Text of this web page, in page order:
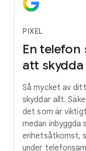
PIXEL
En telefon
att skydda
Så mycket av
skyddar allt.
det som är
medan inbyggda
enhetsåtkomst,
under